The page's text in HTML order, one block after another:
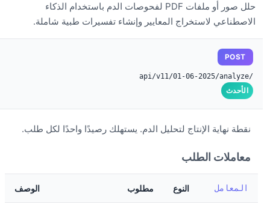
حلل صور أو ملفات PDF لفحوصات الدم باستخدام الذكاء
الاصطناعي لاستخراج المعايير وإنشاء تفسيرات طبية شاملة.
POST
/api/v11/01-06-2025/analyze
الأحدث
نقطة نهاية الإنتاج لتحليل الدم. يستهلك رصيدًا واحدًا لكل طلب.
معاملات الطلب
المعامل النوع مطلوب الوصف